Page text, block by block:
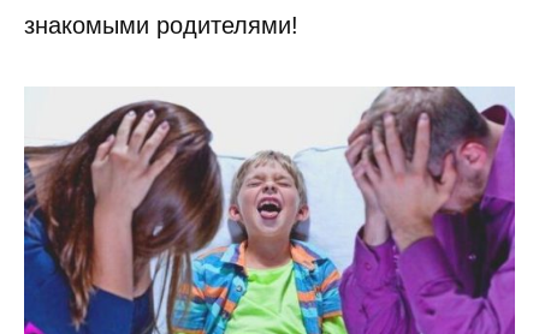
знакомыми родителями!